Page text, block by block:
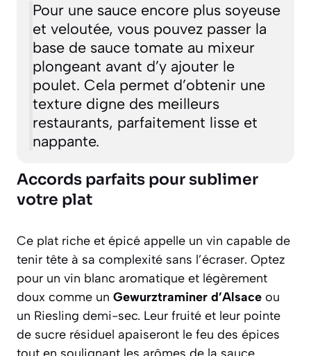
Pour une sauce encore plus soyeuse
et veloutée, vous pouvez passer la
base de sauce tomate au mixeur
plongeant avant d’y ajouter le
poulet. Cela permet d’obtenir une
texture digne des meilleurs
restaurants, parfaitement lisse et
nappante.
Accords parfaits pour sublimer
votre plat
Ce plat riche et épicé appelle un vin capable de
tenir tête à sa complexité sans l’écraser. Optez
pour un vin blanc aromatique et légèrement
doux comme un Gewurztraminer d’Alsace ou
un Riesling demi-sec. Leur fruité et leur pointe
de sucre résiduel apaiseront le feu des épices